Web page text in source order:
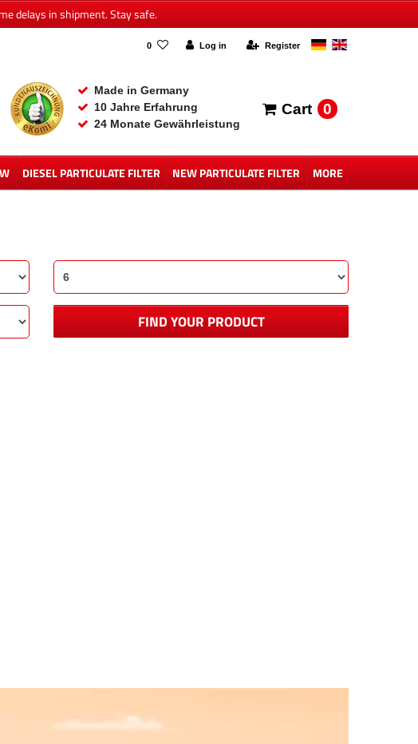
delays in shipment. Stay safe.
0 Log in Register
Made in Germany
10 Jahre Erfahrung
24 Monate Gewährleistung
Cart 0
DIESEL PARTICULATE FILTER NEW PARTICULATE FILTER MORE
FIND YOUR PRODUCT